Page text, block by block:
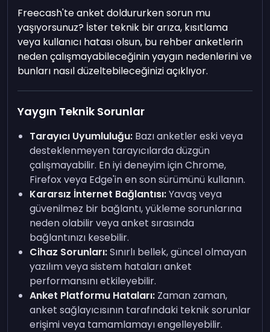
Freecash'te anket doldururken sorun mu
yaşıyorsunuz? İster teknik bir arıza, kısıtlama
veya kullanıcı hatası olsun, bu rehber anketlerin
neden çalışmayabileceğinin yaygın nedenlerini ve
bunları nasıl düzeltebileceğinizi açıklıyor.
Yaygın Teknik Sorunlar
Tarayıcı Uyumluluğu: Bazı anketler eski veya
desteklenmeyen tarayıcılarda düzgün
çalışmayabilir. En iyi deneyim için Chrome,
Firefox veya Edge'in en son sürümünü kullanın.
Kararsız İnternet Bağlantısı:Yavaş veya
güvenilmez bir bağlantı, yükleme sorunlarına
neden olabilir veya anket sırasında
bağlantınızı kesebilir.
Cihaz Sorunları:Sınırlı bellek, güncel olmayan
yazılım veya sistem hataları anket
performansını etkileyebilir.
Anket Platformu Hataları: Zaman zaman,
anket sağlayıcısının tarafındaki teknik sorunlar
erişimi veya tamamlamayı engelleyebilir.